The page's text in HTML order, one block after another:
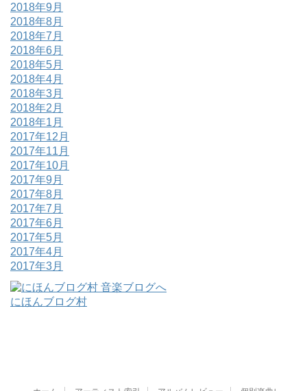
2018年9月
2018年8月
2018年7月
2018年6月
2018年5月
2018年4月
2018年3月
2018年2月
2018年1月
2017年12月
2017年11月
2017年10月
2017年9月
2017年8月
2017年7月
2017年6月
2017年5月
2017年4月
2017年3月
にほんブログ村